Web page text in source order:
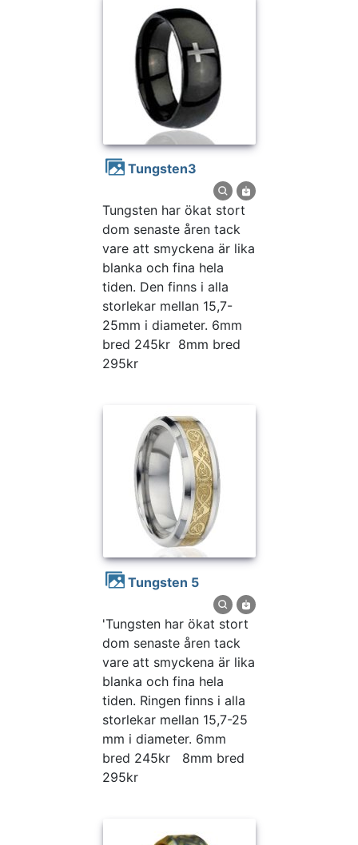
Tungsten3
Tungsten har ökat stort
dom senaste åren tack
vare att smyckena är lika
blanka och fina hela
tiden. Den finns i alla
storlekar mellan 15,7-
25mm i diameter. 6mm
bred 245kr 8mm bred
295kr
Tungsten 5
'Tungsten har ökat stort
dom senaste åren tack
vare att smyckena är lika
blanka och fina hela
tiden. Ringen finns i alla
storlekar mellan 15,7-25
mm i diameter. 6mm
bred 245kr 8mm bred
295kr